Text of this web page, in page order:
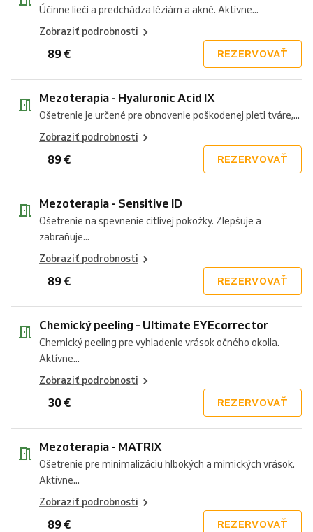
Účinne lieči a predchádza léziám a akné. Aktívne...
Zobraziť podrobnosti
89 € REZERVOVAŤ
Mezoterapia - Hyaluronic Acid IX
Ošetrenie je určené pre obnovenie poškodenej pleti tváre,...
Zobraziť podrobnosti
89 € REZERVOVAŤ
Mezoterapia - Sensitive ID
Ošetrenie na spevnenie citlivej pokožky. Zlepšuje a
zabraňuje...
Zobraziť podrobnosti
89 € REZERVOVAŤ
Chemický peeling - Ultimate EYEcorrector
Chemický peeling pre vyhladenie vrások očného okolia.
Aktívne...
Zobraziť podrobnosti
30 € REZERVOVAŤ
Mezoterapia - MATRIX
Ošetrenie pre minimalizáciu hlbokých a mimických vrások.
Aktívne...
Zobraziť podrobnosti
89 € REZERVOVAŤ